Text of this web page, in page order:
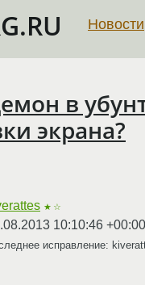
Новости
в
экрана?
★☆
10:10:46
исправление: